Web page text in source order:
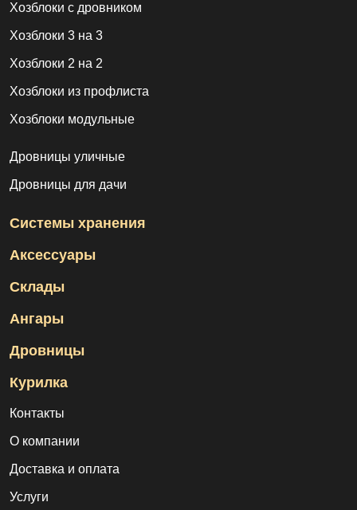
Хозблоки с дровником
Хозблоки 3 на 3
Хозблоки 2 на 2
Хозблоки из профлиста
Хозблоки модульные
Дровницы уличные
Дровницы для дачи
Системы хранения
Аксессуары
Склады
Ангары
Дровницы
Курилка
Контакты
О компании
Доставка и оплата
Услуги